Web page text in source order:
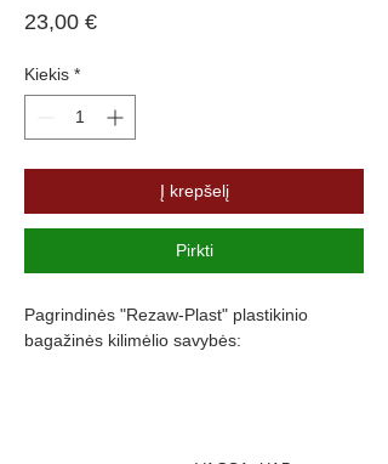
23,00 €Price
Kiekis *
Į krepšelį
Pirkti
Pagrindinės "Rezaw-Plast" plastikinio
bagažinės kilimėlio savybės: